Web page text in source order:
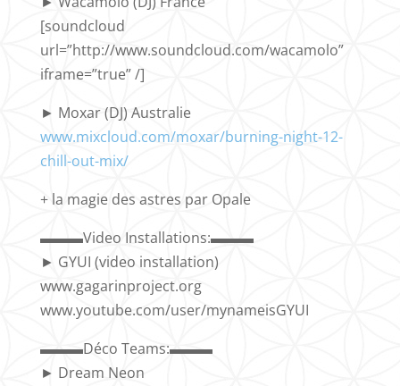
[soundcloud
url=”http://www.soundcloud.com/wacamolo”
iframe=”true” /]
► Moxar (DJ) Australie
www.mixcloud.com/moxar/burning-night-12-
chill-out-mix/
+ la magie des astres par Opale
▬▬▬Video Installations:▬▬▬
► GYUI (video installation)
www.gagarinproject.org
www.youtube.com/user/mynameisGYUI
▬▬▬Déco Teams:▬▬▬
► Dream Neon